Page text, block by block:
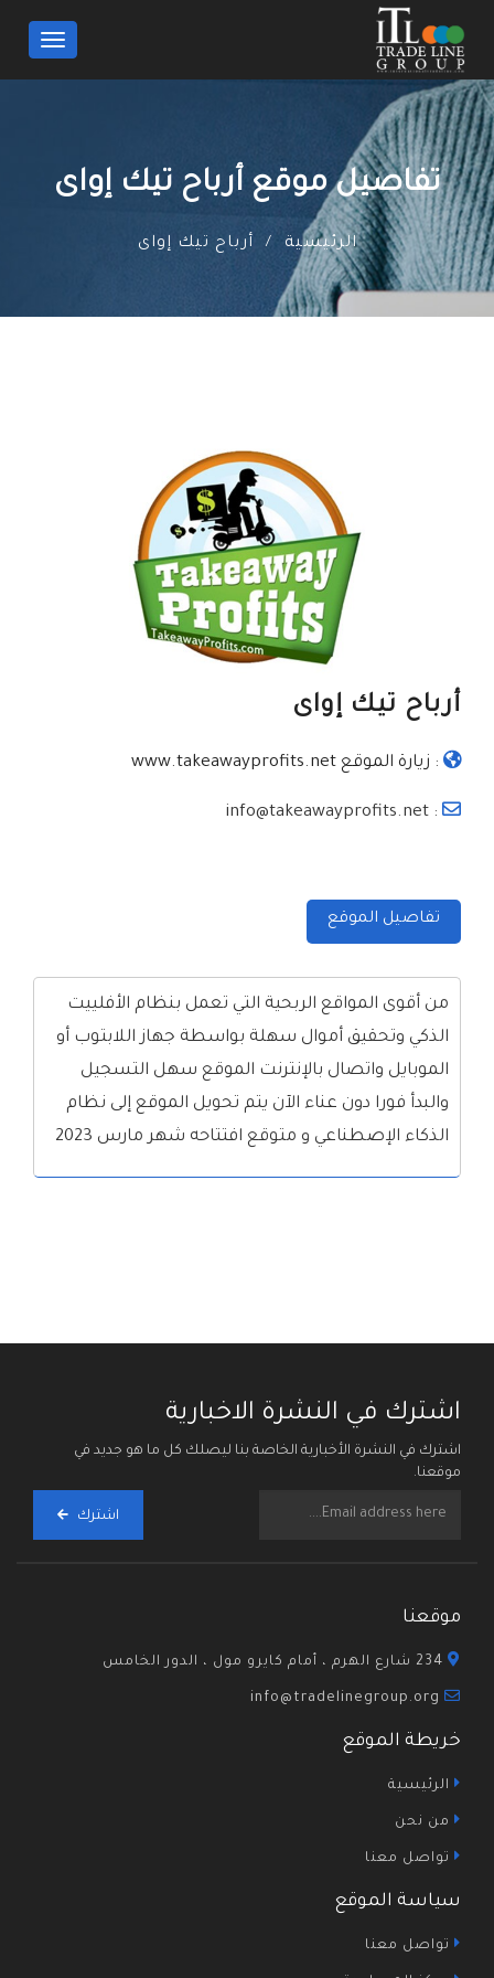
Toggle
تفاصيل موقع أرباح تيك إواى
الرئيسية / أرباح تيك إواى
أرباح تيك إواى
: زيارة الموقع www.takeawayprofits.net
: info@takeawayprofits.net
تفاصيل الموقع
من أقوى المواقع الربحية التي تعمل بنظام الأفلييت
الذكي وتحقيق أموال سهلة بواسطة جهاز اللابتوب أو
الموبايل واتصال بالإنترنت الموقع سهل التسجيل
والبدأ فورا دون عناء الآن يتم تحويل الموقع إلى نظام
الذكاء الإصطناعي و متوقع افتتاحه شهر مارس 2023
اشترك في النشرة الاخبارية
اشترك في النشرة الأخبارية الخاصة بنا ليصلك كل ما هو جديد في
موقعنا.
اشترك
موقعنا
خريطة الموقع
الرئيسية
من نحن
تواصل معنا
سياسة الموقع
تواصل معنا